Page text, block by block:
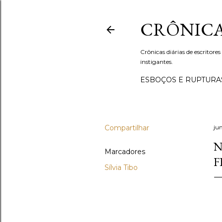
Crônicas diárias de
instigantes.
ESBOÇOS E
Compartilhar
Marcadores
Sílvia Tibo